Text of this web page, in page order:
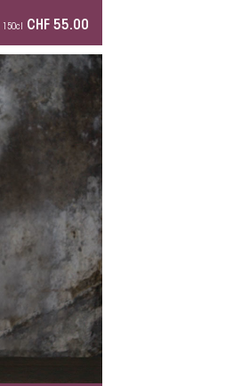
150cl CHF 55.00